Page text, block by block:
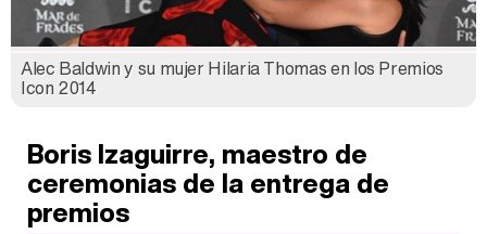
Alec Baldwin y su mujer Hilaria Thomas en los Premios
Icon 2014
Boris Izaguirre, maestro de
ceremonias de la entrega de
premios